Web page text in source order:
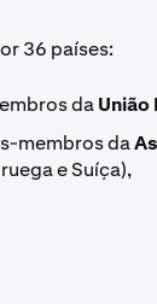
36 países:
daUnião
membros da
e Suíça),